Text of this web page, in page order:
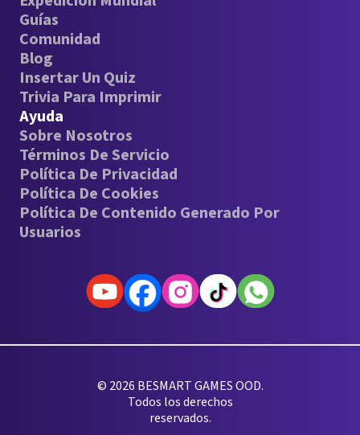
Guías
Comunidad
Blog
Insertar Un Quiz
Trivia Para Imprimir
Ayuda
Sobre Nosotros
Términos De Servicio
Política De Privacidad
Política De Cookies
Política De Contenido Generado Por
Usuarios
© 2026 BESMART GAMES OOD.
Todos los derechos
reservados.